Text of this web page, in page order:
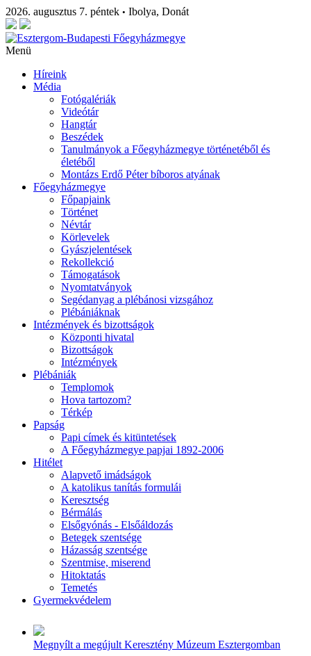
2026. augusztus 7. péntek • Ibolya, Donát
Menü
Híreink
Média
Fotógalériák
Videótár
Hangtár
Beszédek
Tanulmányok a Főegyházmegye történetéből és
életéből
Montázs Erdő Péter bíboros atyának
Főegyházmegye
Főpapjaink
Történet
Névtár
Körlevelek
Gyászjelentések
Rekollekció
Támogatások
Nyomtatványok
Segédanyag a plébánosi vizsgához
Plébániáknak
Intézmények és bizottságok
Központi hivatal
Bizottságok
Intézmények
Plébániák
Templomok
Hova tartozom?
Térkép
Papság
Papi címek és kitüntetések
A Főegyházmegye papjai 1892-2006
Hitélet
Alapvető imádságok
A katolikus tanítás formulái
Keresztség
Bérmálás
Elsőgyónás - Elsőáldozás
Betegek szentsége
Házasság szentsége
Szentmise, miserend
Hitoktatás
Temetés
Gyermekvédelem
Megnyílt a megújult Keresztény Múzeum Esztergomban